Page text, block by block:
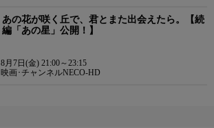
あの花が咲く丘で、君とまた出会えたら。【続
編「あの星」公開！】
8月7日(金) 21:00～23:15
映画･チャンネルNECO-HD